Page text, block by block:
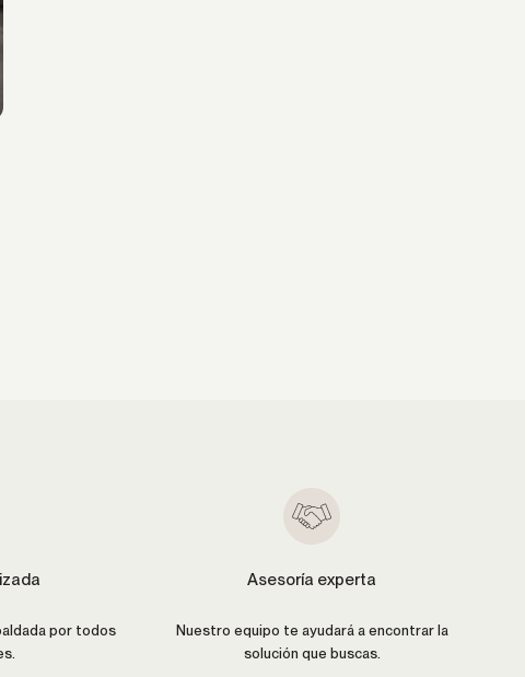
por todos
Asesoría experta
Nuestro equipo te ayudará a encontrar la
solución que buscas.